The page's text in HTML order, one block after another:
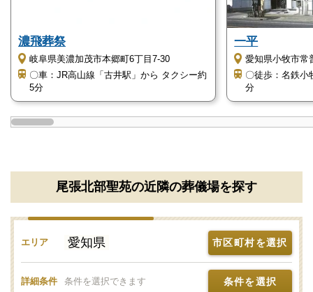
しかし、葬儀が重なる日などは、満車となる可能性も
あります。
なるべく車にお乗り合わせいただくか、マイクロバス
等でご来場いただくことをおすすめします。
尾張北部聖苑は自然に囲まれた静かな斎場です
囲まれた静かな斎場です。
白い斎場の建物のデザインもおしゃれで、まわりの自
駐車スペースも広いので、心地よい解放感がありま
斎場内も管理が行き届いており、どこも清潔感が感じ
濃飛葬祭
岐阜県美濃加茂市本郷町6丁目7-30
〇車：JR高山線「古井駅」から タクシー約
5分
一平
愛知県小牧市常
〇徒歩：名鉄小
分
尾張北部聖苑の近隣の葬儀場を探す
エリア 愛知県 市区町村を選択
詳細条件 条件を選択できます 条件を選択